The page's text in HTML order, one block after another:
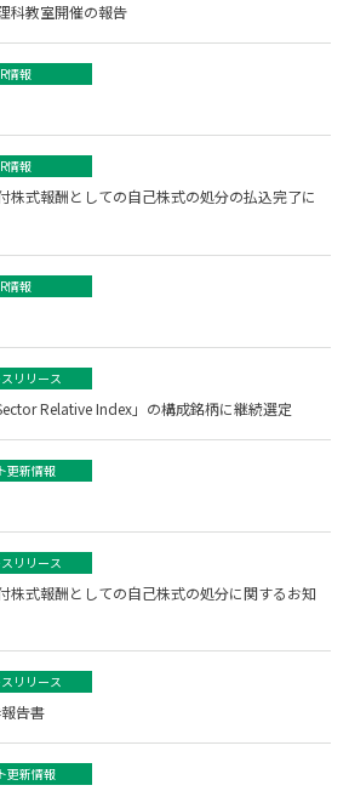
科教室開催の報告
情報
情報
株式報酬としての自己株式の処分の払込完了に
情報
リリース
Relative Index」の構成銘柄に継続選定
更新情報
リリース
株式報酬としての自己株式の処分に関するお知
リリース
告書
更新情報